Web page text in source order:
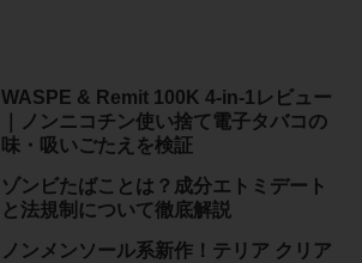
WASPE & Remit 100K 4-in-1レビュー
｜ノンニコチン使い捨て電子タバコの
味・吸いごたえを検証
ゾンビたばことは？成分エトミデート
と法規制について徹底解説
ノンメンソール系新作！テリア クリア